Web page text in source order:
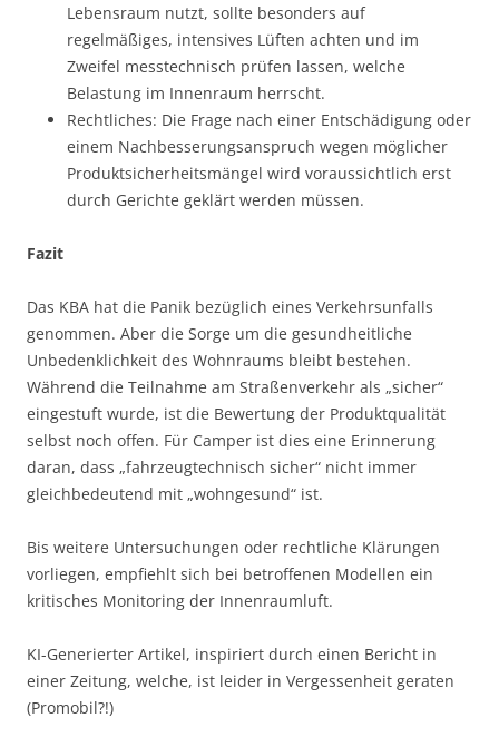
Lebensraum nutzt, sollte besonders auf
regelmäßiges, intensives Lüften achten und im
Zweifel messtechnisch prüfen lassen, welche
Belastung im Innenraum herrscht.
Rechtliches: Die Frage nach einer Entschädigung oder
einem Nachbesserungsanspruch wegen möglicher
Produktsicherheitsmängel wird voraussichtlich erst
durch Gerichte geklärt werden müssen.
Fazit
Das KBA hat die Panik bezüglich eines Verkehrsunfalls
genommen. Aber die Sorge um die gesundheitliche
Unbedenklichkeit des Wohnraums bleibt bestehen.
Während die Teilnahme am Straßenverkehr als „sicher“
eingestuft wurde, ist die Bewertung der Produktqualität
selbst noch offen. Für Camper ist dies eine Erinnerung
daran, dass „fahrzeugtechnisch sicher“ nicht immer
gleichbedeutend mit „wohngesund“ ist.
Bis weitere Untersuchungen oder rechtliche Klärungen
vorliegen, empfiehlt sich bei betroffenen Modellen ein
kritisches Monitoring der Innenraumluft.
KI-Generierter Artikel, inspiriert durch einen Bericht in
einer Zeitung, welche, ist leider in Vergessenheit geraten
(Promobil?!)